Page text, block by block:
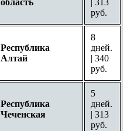
область
| 313
руб.
Республика
Алтай
8
дней.
| 340
руб.
Республика
Чеченская
5
дней.
| 313
руб.